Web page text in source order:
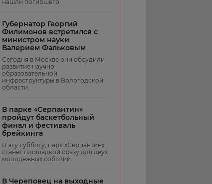
нашли погибшего.
Губернатор Георгий
Филимонов встретился с
министром науки
Валерием Фальковым
Сегодня в Москве они обсудили
развитие научно-
образовательной
инфраструктуры в Вологодской
области.
В парке «Серпантин»
пройдут баскетбольный
финал и фестиваль
брейкинга
В эту субботу, парк «Серпантин»
станет площадкой сразу для двух
молодежных событий.
В Череповец на выходные